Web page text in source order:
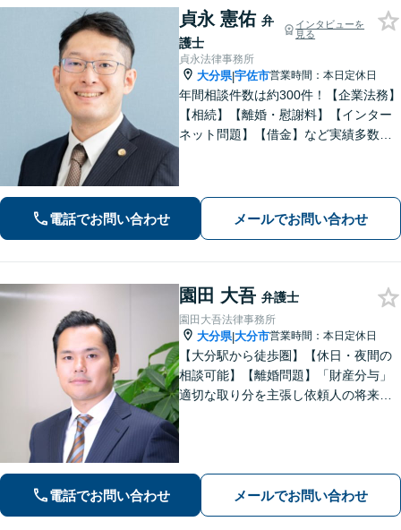
貞永 憲佑 弁
護士
インタビューを
見る
貞永法律事務所
大分県|宇佐市営業時間：本日定休日
年間相談件数は約300件！【企業法務】
【相続】【離婚・慰謝料】【インター
ネット問題】【借金】など実績多数。
電話でお問い合わせ メールでお問い合わせ
園田 大吾 弁護士
園田大吾法律事務所
大分県|大分市営業時間：本日定休日
【大分駅から徒歩圏】【休日・夜間の
相談可能】【離婚問題】「財産分与」
適切な取り分を主張し依頼人の将来を
どお任せください
電話でお問い合わせ メールでお問い合わせ